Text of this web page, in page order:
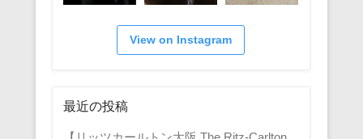
View on Instagram
最近の投稿